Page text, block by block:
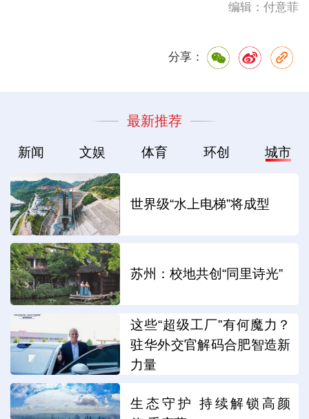
编辑：付意菲
分享：
最新推荐
新闻 文娱 体育 环创 城市
世界级“水上电梯”将成型
苏州：校地共创“同里诗光”
这些“超级工厂”有何魔力？
驻华外交官解码合肥智造新
力量
生态守护 持续解锁高颜